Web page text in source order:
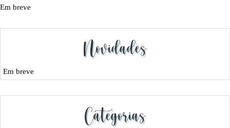
Em breve
Novidades
Em breve
Categorias